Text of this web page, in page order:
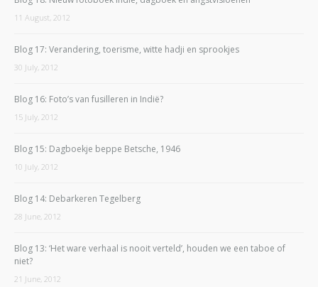
11 August, 2012
Blog 17: Verandering, toerisme, witte hadji en sprookjes
30 July, 2012
Blog 16: Foto’s van fusilleren in Indië?
15 July, 2012
Blog 15: Dagboekje beppe Betsche, 1946
10 July, 2012
Blog 14: Debarkeren Tegelberg
28 June, 2012
Blog 13: ‘Het ware verhaal is nooit verteld’, houden we een taboe of
niet?
21 June, 2012